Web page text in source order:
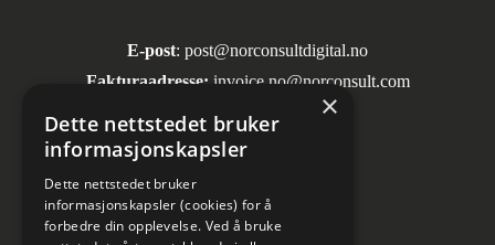
Sosiale medier
E-post: post@norconsultdigital.no
Fakturaadresse: invoice.no@norconsult.com
×
Dette nettstedet bruker
informasjonskapsler
Dette nettstedet bruker
informasjonskapsler (cookies) for å
forbedre din opplevelse. Ved å bruke